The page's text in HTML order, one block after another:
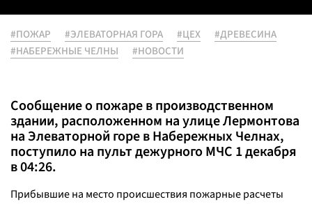
#ПОЖАР #ЭЛЕВАТОРНАЯ ГОРА #ЦЕХ
#ДРЕВЕСИНА
#НАБЕРЕЖНЫЕ ЧЕЛНЫ
#НОВОСТИ
Сообщение о пожаре в производственном
здании, расположенном на улице Лермонтова
на Элеваторной горе в Набережных Челнах,
поступило на пульт дежурного МЧС 1 декабря
в 04:26.
Прибывшие на место происшествия пожарные расчеты